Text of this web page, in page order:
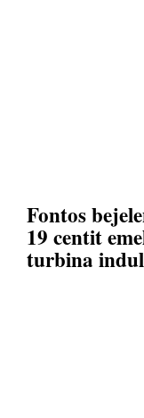
Fontos
19 centit
turbina